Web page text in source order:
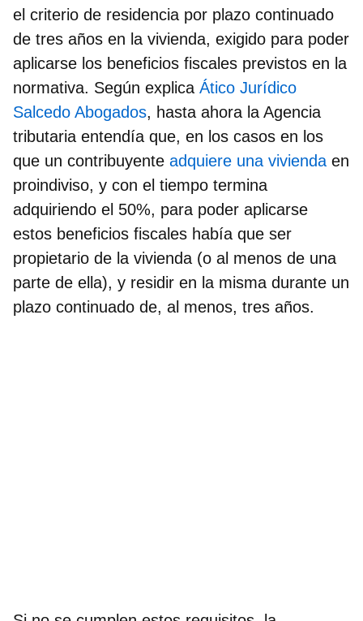
el criterio de residencia por plazo continuado
de tres años en la vivienda, exigido para poder
aplicarse los beneficios fiscales previstos en la
normativa. Según explica Ático Jurídico
Salcedo Abogados, hasta ahora la Agencia
tributaria entendía que, en los casos en los
que un contribuyente adquiere una vivienda en
proindiviso, y con el tiempo termina
adquiriendo el 50%, para poder aplicarse
estos beneficios fiscales había que ser
propietario de la vivienda (o al menos de una
parte de ella), y residir en la misma durante un
plazo continuado de, al menos, tres años.